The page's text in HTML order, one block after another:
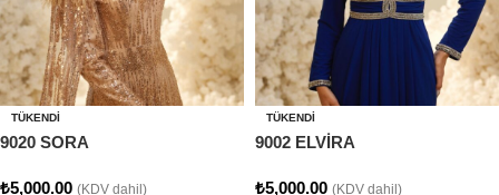
TÜKENDI
9020 SORA
₺5,000.00 (KDV dahil)
TÜKENDI
9002 ELVİRA
₺5,000.00 (KDV dahil)